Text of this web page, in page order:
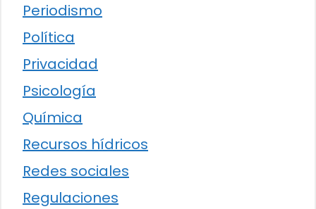
Periodismo
Política
Privacidad
Psicología
Química
Recursos hídricos
Redes sociales
Regulaciones